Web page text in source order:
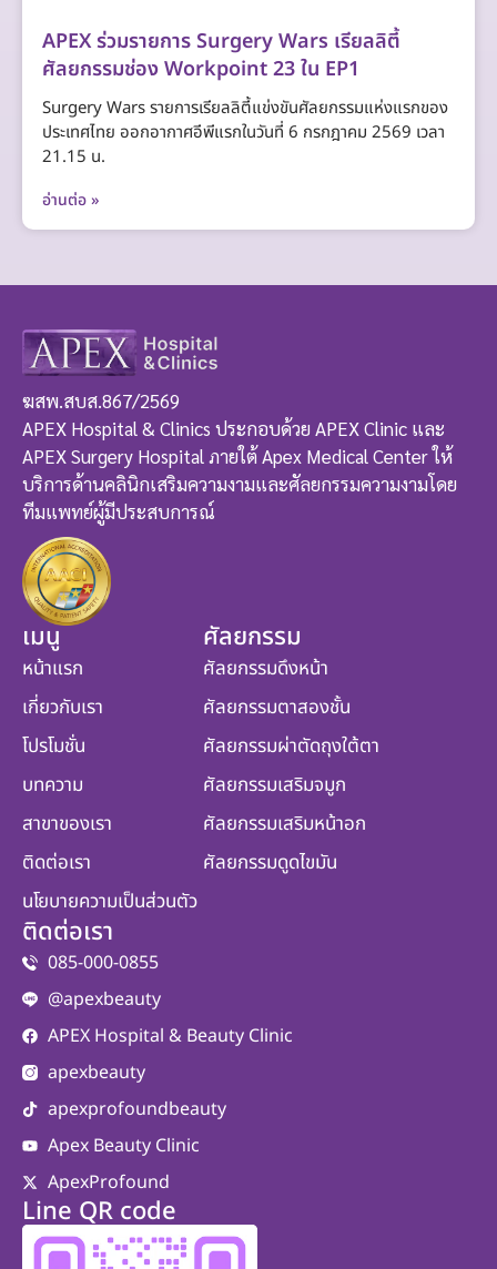
APEX ร่วมรายการ Surgery Wars เรียลลิตี้
ศัลยกรรมช่อง Workpoint 23 ใน EP1
Surgery Wars รายการเรียลลิตี้แข่งขันศัลยกรรมแห่งแรกของ
ประเทศไทย ออกอากาศอีพีแรกในวันที่ 6 กรกฎาคม 2569 เวลา
21.15 น.
อ่านต่อ »
ฆสพ.สบส.867/2569
APEX Hospital & Clinics ประกอบด้วย APEX Clinic และ
APEX Surgery Hospital ภายใต้ Apex Medical Center ให้
บริการด้านคลินิกเสริมความงามและศัลยกรรมความงามโดย
ทีมแพทย์ผู้มีประสบการณ์
เมนู
หน้าแรก
เกี่ยวกับเรา
โปรโมชั่น
บทความ
สาขาของเรา
ติดต่อเรา
นโยบายความเป็นส่วนตัว
ศัลยกรรม
ศัลยกรรมดึงหน้า
ศัลยกรรมตาสองชั้น
ศัลยกรรมผ่าตัดถุงใต้ตา
ศัลยกรรมเสริมจมูก
ศัลยกรรมเสริมหน้าอก
ศัลยกรรมดูดไขมัน
ติดต่อเรา
085-000-0855
@apexbeauty
APEX Hospital & Beauty Clinic
apexbeauty
apexprofoundbeauty
Apex Beauty Clinic
ApexProfound
Line QR code